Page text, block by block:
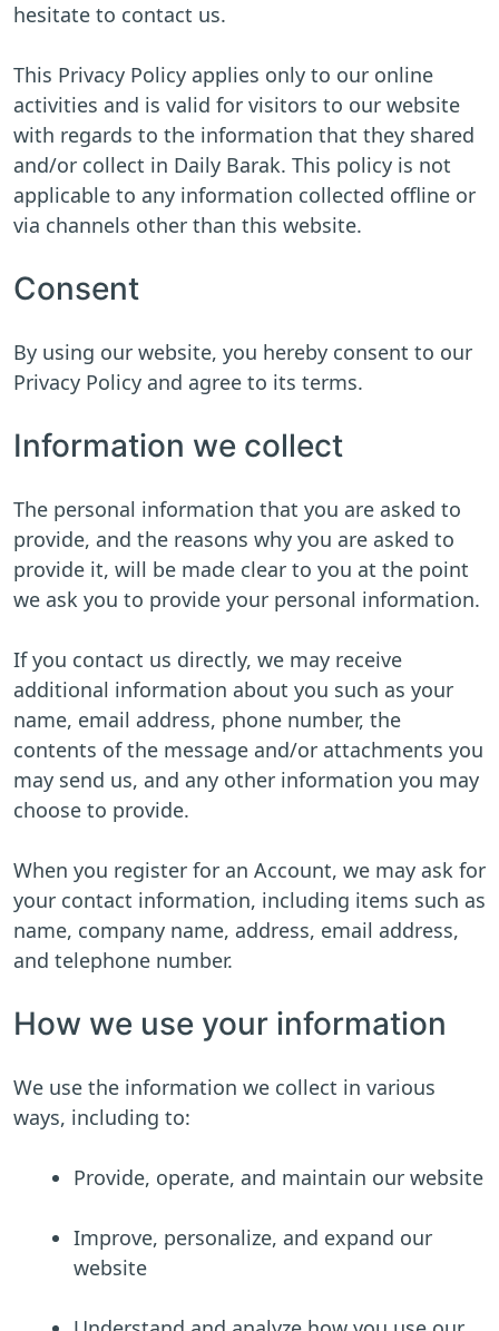
hesitate to contact us.
This Privacy Policy applies only to our online
activities and is valid for visitors to our website
with regards to the information that they shared
and/or collect in Daily Barak. This policy is not
applicable to any information collected offline or
via channels other than this website.
Consent
By using our website, you hereby consent to our
Privacy Policy and agree to its terms.
Information we collect
The personal information that you are asked to
provide, and the reasons why you are asked to
provide it, will be made clear to you at the point
we ask you to provide your personal information.
If you contact us directly, we may receive
additional information about you such as your
name, email address, phone number, the
contents of the message and/or attachments you
may send us, and any other information you may
choose to provide.
When you register for an Account, we may ask for
your contact information, including items such as
name, company name, address, email address,
and telephone number.
How we use your information
We use the information we collect in various
ways, including to:
Provide, operate, and maintain our website
Improve, personalize, and expand our
website